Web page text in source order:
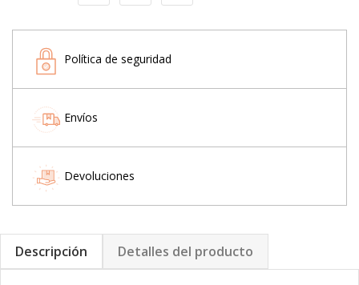
Política de seguridad
Envíos
Devoluciones
Descripción Detalles del producto